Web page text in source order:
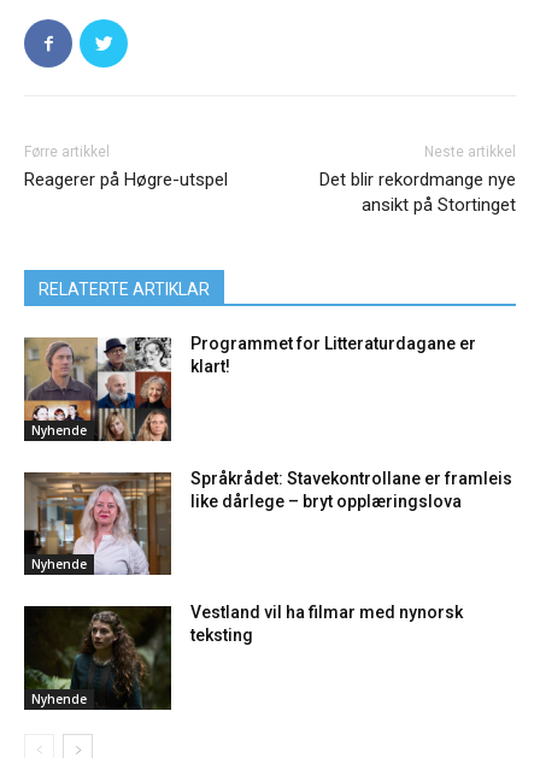
Førre artikkel
Reagerer på Høgre-utspel
Neste artikkel
Det blir rekordmange nye
ansikt på Stortinget
RELATERTE ARTIKLAR
Nyhende
Programmet for Litteraturdagane er
klart!
Nyhende
Språkrådet: Stavekontrollane er framleis
like dårlege – bryt opplæringslova
Nyhende
Vestland vil ha filmar med nynorsk
teksting